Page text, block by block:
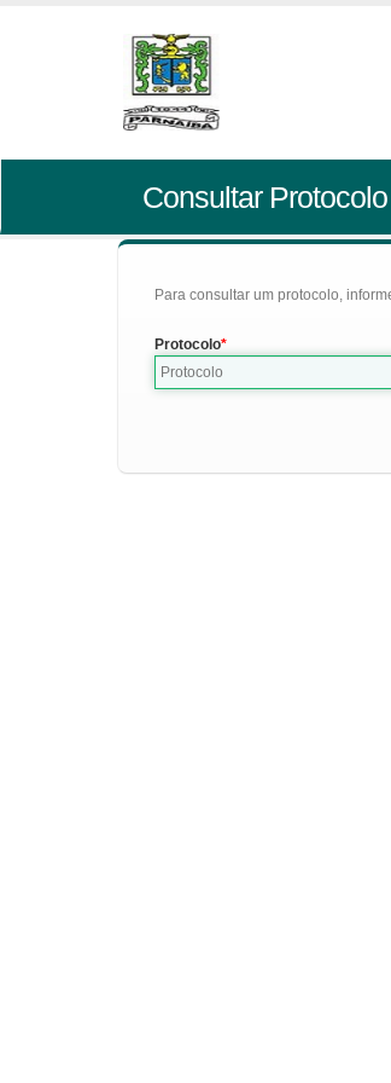
Consultar Protocolo
Para consultar um protocolo,
Protocolo